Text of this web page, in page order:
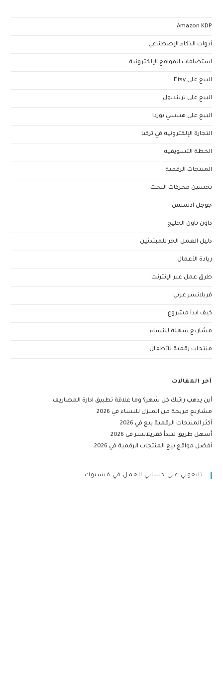
Amazon KDP
أدوات الذكاء الإصطناعي
استضافات المواقع الإلكترونية
البيع على Etsy
البيع على ترينديول
البيع على هيبسي بوردا
التجارة الإلكترونية في تركيا
الخطة التسويقية
المنتجات الرقمية
تحسين محركات البحث
جوجل ادسنس
داون تاون الخليج
دليل العمل الحر للمبتدئين
ريادة الأعمال
طرق عمل عبر الإنترنت
فريلانسر عربي
كيف ابدأ مشروع
مشاريع سهلة للنساء
منتجات رقمية للأطفال
آخر المقالات
أين يذهب راتبك كل شهر؟ وما علاقة تطبيق ادارة المصاريف
مشاريع مربحة من المنزل للنساء في 2026
أكثر المنتجات الرقمية بيع في 2026
أسهل طريق لتبدأ كفريلانسر في 2026
أفضل مواقع بيع المنتجات الرقمية في 2026
تابعوني على حسابي العمل في فيسبوك